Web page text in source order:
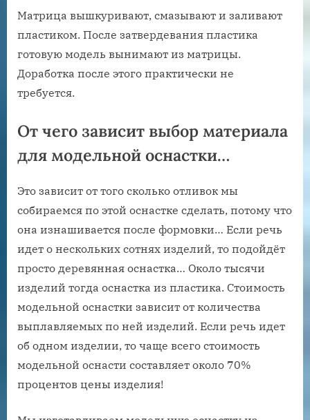
Матрица вышкуривают, смазывают и заливают
пластиком. После затвердевания пластика
готовую модель вынимают из матрицы.
Доработка после этого практически не
требуется.
От чего зависит выбор материала
для модельной оснастки…
Это зависит от того сколько отливок мы
собираемся по этой оснастке сделать, потому что
она изнашивается после формовки… Если речь
идет о нескольких сотнях изделий, то подойдёт
просто деревянная оснастка… Около тысячи
изделий тогда оснастка из пластика. Стоимость
модельной оснастки зависит от количества
выплавляемых по ней изделий. Если речь идет
об одном изделии, то чаще всего стоимость
модельной оснасти составляет около 70%
процентов цены изделия!